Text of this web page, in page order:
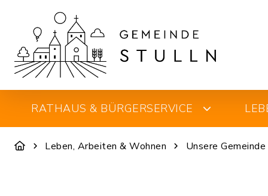
RATHAUS & BÜRGERSERVICE
Leben, Arbeiten & Wohnen Unsere Gemeinde